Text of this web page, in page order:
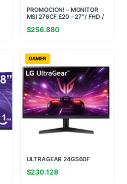
PROMOCION! – MONITOR
MSI 276CF E20 – 27″/ FHD /
VA / 200Hz / 0.5ms
$256.880
GAMER
ULTRAGEAR 24GS60F
(1823)
$230.128